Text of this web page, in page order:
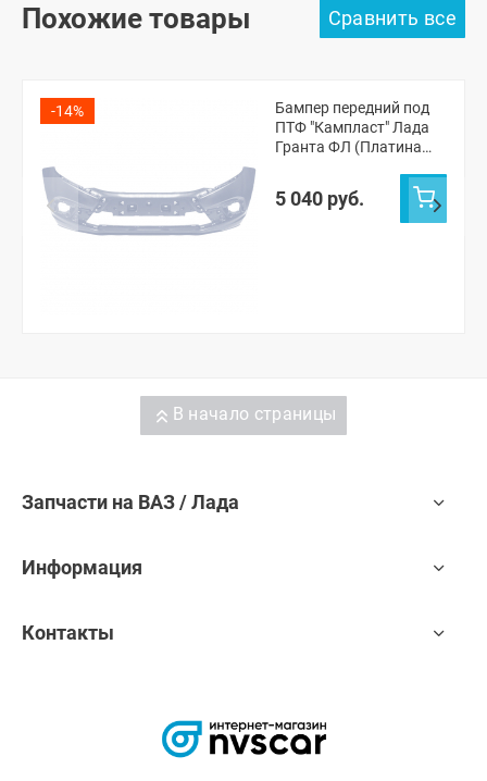
Похожие товары
-14%
Бампер передний под
ПТФ "Кампласт" Лада
Гранта ФЛ (Платина
5 040 руб.
В начало страницы
Запчасти на ВАЗ / Лада
Информация
Контакты